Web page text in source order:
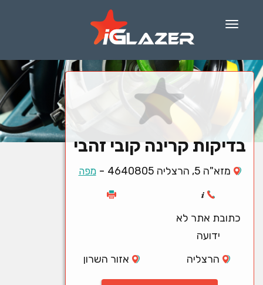
Menu
בדיקות קרינה קובי זהבי
מזא"ה 5, הרצליה 4640805 -מפה
כתובת אתר לא
ידועה
הרצליה
אזור השרון